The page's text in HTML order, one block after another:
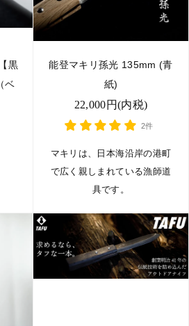
黒
ベ
能登マキリ孫光 135mm (青
紙)
22,000円(内税)
2件
マキリは、日本海沿岸の港町
で広く親しまれている漁師道
具です。